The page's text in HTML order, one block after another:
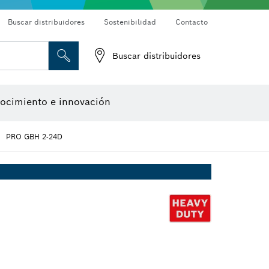
Buscar distribuidores Sostenibilidad Contacto
Buscar distribuidores
e innovación
PRO GBH 2-24D